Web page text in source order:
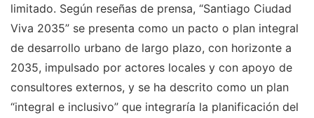
limitado. Según reseñas de prensa, “Santiago Ciudad
Viva 2035” se presenta como un pacto o plan integral
de desarrollo urbano de largo plazo, con horizonte a
2035, impulsado por actores locales y con apoyo de
consultores externos, y se ha descrito como un plan
“integral e inclusivo” que integraría la planificación del